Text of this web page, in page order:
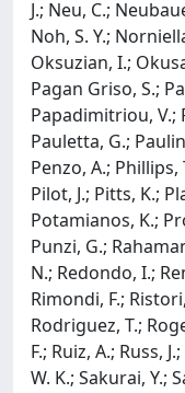
J.; Neu, C.;
Noh, S. Y.;
Oksuzian, I.;
Pagan Griso, S.;
Papadimitriou, V.;
Pauletta, G.;
Penzo, A.; Phillips,
Pilot, J.; Pitts, K.;
Potamianos, K.;
Punzi, G.;
N.; Redondo, I.;
Rimondi, F.;
Rodriguez, T.;
F.; Ruiz, A.; Russ,
W. K.; Sakurai, Y.;